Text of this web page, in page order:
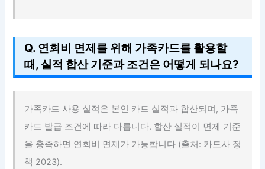
Q. 연회비 면제를 위해 가족카드를 활용할
때, 실적 합산 기준과 조건은 어떻게 되나요?
가족카드 사용 실적은 본인 카드 실적과 합산되며, 가족
카드 발급 조건에 따라 다릅니다. 합산 실적이 면제 기준
을 충족하면 연회비 면제가 가능합니다 (출처: 카드사 정
책 2023).